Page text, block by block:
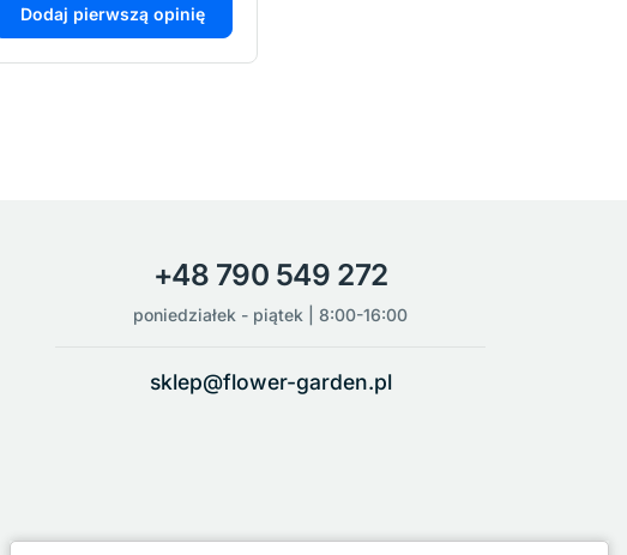
Dodaj pierwszą opinię
+48 790 549 272
poniedziałek - piątek | 8:00-16:00
sklep@flower-garden.pl